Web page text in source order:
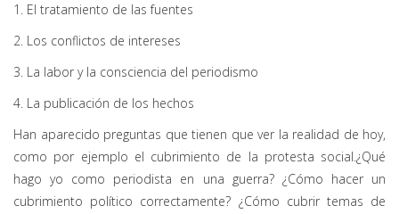
1. El tratamiento de las fuentes
2. Los conflictos de intereses
3. La labor y la consciencia del periodismo
4. La publicación de los hechos
Han aparecido preguntas que tienen que ver la realidad de hoy,
como por ejemplo el cubrimiento de la protesta social.¿Qué
hago yo como periodista en una guerra? ¿Cómo hacer un
cubrimiento político correctamente? ¿Cómo cubrir temas de